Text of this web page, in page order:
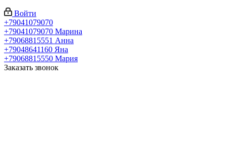
Войти
+79041079070
+79041079070 Марина
+79068815551 Анна
+79048641160 Яна
+79068815550 Мария
Заказать звонок